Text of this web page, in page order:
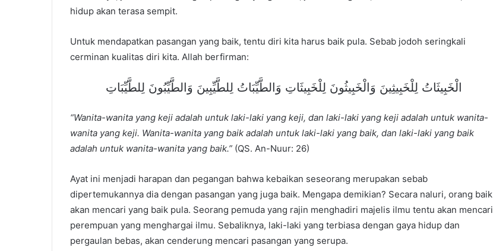
hidup akan terasa sempit.
Untuk mendapatkan pasangan yang baik, tentu diri kita harus baik pula. Sebab jodoh seringkali
cerminan kualitas diri kita. Allah berfirman:
الْخَبِيثَاتُ لِلْخَبِيثِينَ وَالْخَبِيثُونَ لِلْخَبِيثَاتِ وَالطَّيِّبَاتُ لِلطَّيِّبِينَ وَالطَّيِّبُونَ لِلطَّيِّبَاتِ
“Wanita-wanita yang keji adalah untuk laki-laki yang keji, dan laki-laki yang keji adalah untuk wanita-
wanita yang keji. Wanita-wanita yang baik adalah untuk laki-laki yang baik, dan laki-laki yang baik
adalah untuk wanita-wanita yang baik.” (QS. An-Nuur: 26)
Ayat ini menjadi harapan dan pegangan bahwa kebaikan seseorang merupakan sebab
dipertemukannya dia dengan pasangan yang juga baik. Mengapa demikian? Secara naluri, orang baik
akan mencari yang baik pula. Seorang pemuda yang rajin menghadiri majelis ilmu tentu akan mencari
perempuan yang menghargai ilmu. Sebaliknya, laki-laki yang terbiasa dengan gaya hidup dan
pergaulan bebas, akan cenderung mencari pasangan yang serupa.